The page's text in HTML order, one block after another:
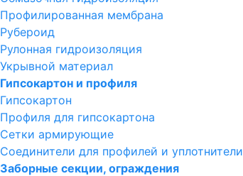
Профилированная мембрана
Рубероид
Рулонная гидроизоляция
Укрывной материал
Гипсокартон и профиля
Гипсокартон
Профиля для гипсокартона
Сетки армирующие
Соединители для профилей и уплотнители
Заборные секции, ограждения